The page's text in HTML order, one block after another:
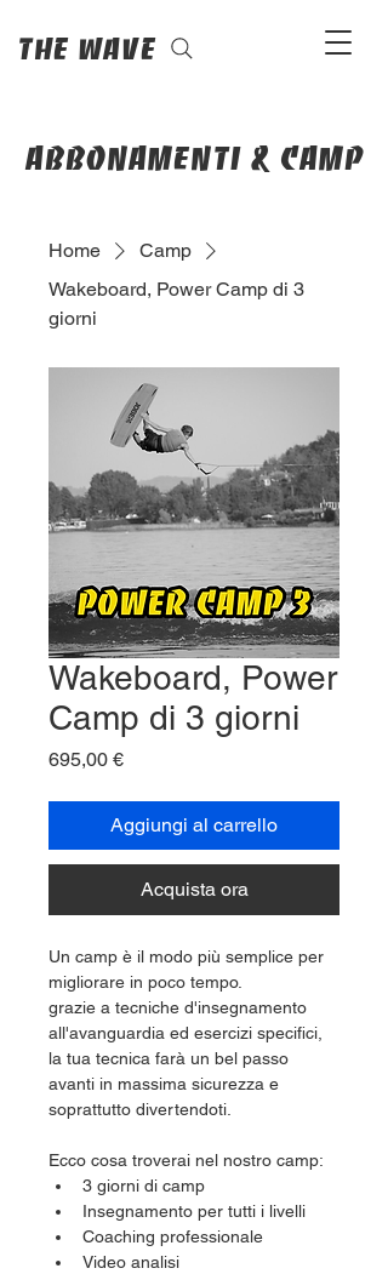
The Wave
abbonamenti & camp
Home
Camp
Wakeboard, Power Camp di 3
giorni
Wakeboard, Power
Camp di 3 giorni
695,00 €Prezzo
Aggiungi al carrello
Acquista ora
Un camp è il modo più semplice per
migliorare in poco tempo.
grazie a tecniche d'insegnamento
all'avanguardia ed esercizi specifici,
la tua tecnica farà un bel passo
avanti in massima sicurezza e
soprattutto divertendoti.
Ecco cosa troverai nel nostro camp:
3 giorni di camp
Insegnamento per tutti i livelli
Coaching professionale
Video analisi